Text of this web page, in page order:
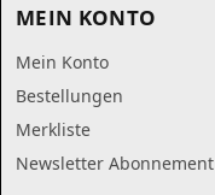
MEIN KONTO
Mein Konto
Bestellungen
Merkliste
Newsletter Abonnement